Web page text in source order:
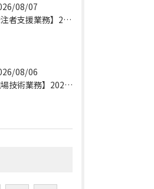
08/07
【発注者支援業務】2026年 8月7日 更新
08/06
【現場技術業務】2026年 8月6日 更新